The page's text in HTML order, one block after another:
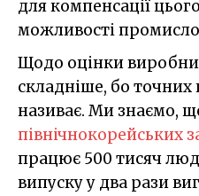
для компенсації
можливості
Щодо оцінки
складніше, бо точних
називає. Ми знаємо,
північнокорейських
працює 500 тисяч
випуску у два рази